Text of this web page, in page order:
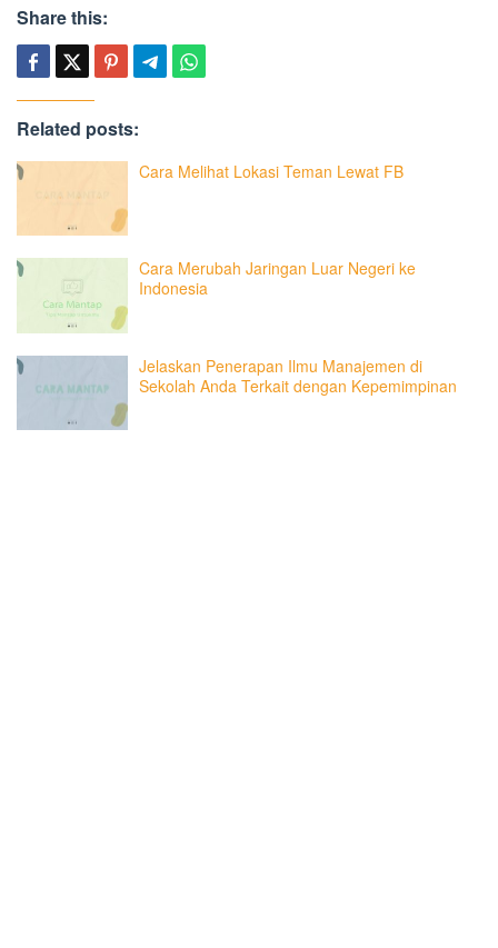
Share this:
Related posts:
Cara Melihat Lokasi Teman Lewat FB
Cara Merubah Jaringan Luar Negeri ke
Indonesia
Jelaskan Penerapan Ilmu Manajemen di
Sekolah Anda Terkait dengan Kepemimpinan